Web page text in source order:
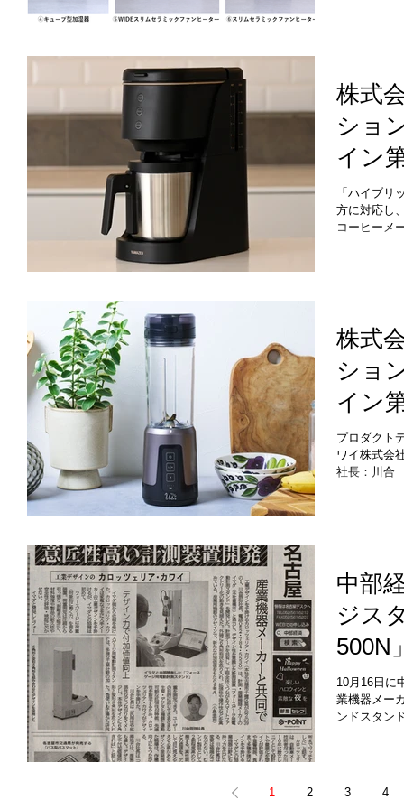
ー』
ンヒ
湿器」 「
リムセラミ
当しました
は、販売開
います。
株式
ショ
イン
出し
ホッ
「ハイブリ
方に対応し
コーヒーメ
般的に約8
1杯（120ml
（特許出願
バリスタ監
インはいく
ようにサイ
のデザイン
精緻さのあ
株式
ショ
イン
パワ
クテ
プロダクト
ワイ株式会
社長：川合
当しました
「Votre
でも使える
体からボト
べます。コ
的な調理に
り、「アク
セプトに設
用途に相応
中部
ジス
500N
ンの
掲載
10月16日に
業機器メー
ンドスタン
お話させて
1 2 3 4